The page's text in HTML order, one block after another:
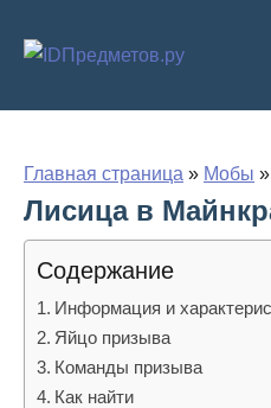
Главная страница » Мобы »
Лисица в
Содержание
Информация и
Яйцо призыва
Команды призыва
Как найти